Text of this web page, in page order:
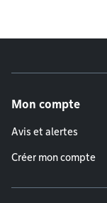
Mon compte
Avis et alertes
Créer mon compte